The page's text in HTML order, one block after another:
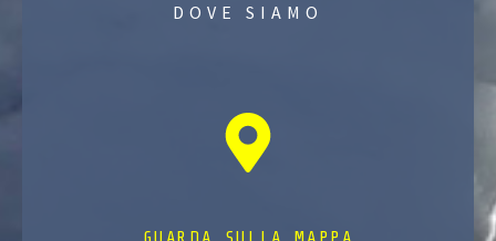
DOVE SIAMO